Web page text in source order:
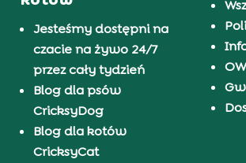
Jesteśmy dostępni na
czacie na żywo 24/7
przez cały tydzień
Blog dla psów
CricksyDog
Blog dla kotów
CricksyCat